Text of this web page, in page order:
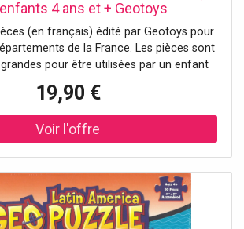
4 ans et + Geotoys
(en français) édité par Geotoys pour
de la France. Les pièces sont
pour être utilisées par un enfant
leurs aptitudes cognitives (y compris la
la perception,...). L'énigmatique en soi
la motricité fine, la concentration et
problèmes. Ce puzzle est fabriqué en
assemblé : 43,8 x 43,8 cm.
19,90 €